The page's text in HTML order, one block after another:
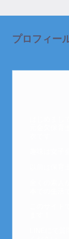
プロフィー